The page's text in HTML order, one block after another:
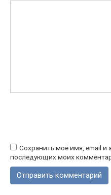
Сохранить моё имя, email и
последующих моих